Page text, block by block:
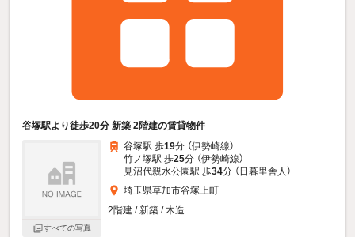
谷塚駅より徒歩20分 新築 2階建の賃貸物件
すべての写真
谷塚駅 歩19分 （伊勢崎線）
竹ノ塚駅 歩25分 （伊勢崎線）
見沼代親水公園駅 歩34分 （日暮里舎人）
埼玉県草加市谷塚上町
2階建 / 新築 / 木造